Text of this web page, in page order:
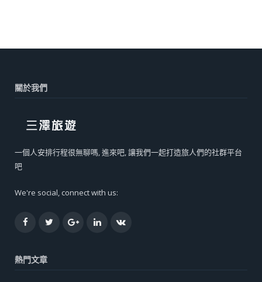
關於我們
一個人安排行程很無聊嗎, 進來吧, 讓我們一起打造旅人們的社群平台
吧
We're social, connect with us:
FacebookTwitterGoogle+LinkedInVK
熱門文章